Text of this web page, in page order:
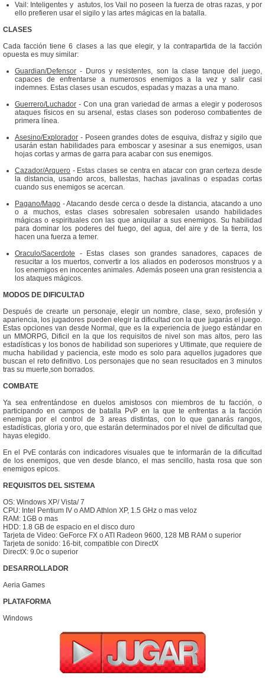
Vail: Inteligentes y astutos, los Vail no poseen la fuerza de otras razas, y por
ello prefieren usar el sigilo y las artes mágicas en la batalla.
CLASES
Cada facción tiene 6 clases a las que elegir, y la contrapartida de la facción
opuesta es muy similar:
Guardian/Defensor - Duros y resistentes, son la clase tanque del juego,
capaces de enfrentarse a numerosos enemigos a la vez y salir casi
indemnes. Estas clases usan escudos, espadas y mazas a una mano.
Guerrero/Luchador - Con una gran variedad de armas a elegir y poderosos
ataques físicos en su arsenal, estas clases son poderoso combatientes de
primera línea.
Asesino/Explorador - Poseen grandes dotes de esquiva, disfraz y sigilo que
usarán estan habilidades para emboscar y asesinar a sus enemigos, usan
hojas cortas y armas de garra para acabar con sus enemigos.
Cazador/Arquero - Estas clases se centra en atacar con gran certeza desde
la distancia, usando arcos, ballestas, hachas javalinas o espadas cortas
cuando sus enemigos se acercan.
Pagano/Mago - Atacando desde cerca o desde la distancia, atacando a uno
o a muchos, estas clases sobresalen sobresalen usando habilidades
mágicas o espirituales con las que aniquilar a sus enemigos. Su habilidad
para dominar los poderes del fuego, del agua, del aire y de la tierra, los
hacen una fuerza a temer.
Oraculo/Sacerdote - Estas clases son grandes sanadores, capaces de
resucitar a los muertos, convertir a los aliados en poderosos monstruos y a
los enemigos en inocentes animales. Además poseen una gran resistencia a
los ataques mágicos.
MODOS DE DIFICULTAD
Después de crearte un personaje, elegir un nombre, clase, sexo, profesión y
apariencia, los jugadores pueden elegir la dificultad con la que jugarás el juego.
Estas opciones van desde Normal, que es la experiencia de juego estándar en
un MMORPG, Dificil en la que los requisitos de nivel son mas altos, pero las
estadísticas y los bonos de habilidad son superiores y Ultimate, que requiere de
mucha habilidad y paciencia, este modo es solo para aquellos jugadores que
buscan el reto definitivo. Los personajes que no sean resucitados en 3 minutos
tras su muerte,son borrados.
COMBATE
Ya sea enfrentándose en duelos amistosos con miembros de tu facción, o
participando en campos de batalla PvP en la que te enfrentas a la facción
enemiga por el control de 3 areas distintas, con lo que ganarás rangos,
estadísticas, gloria y oro, que estarán determinados por el nivel de dificultad que
hayas elegido.
En el PvE contarás con indicadores visuales que te informarán de la dificultad
de los enemigos, que ven desde blanco, el mas sencillo, hasta rosa que son
enemigos epicos.
REQUISITOS DEL SISTEMA
OS: Windows XP/ Vista/ 7
CPU: Intel Pentium IV o AMD Athlon XP, 1.5 GHz o mas veloz
RAM: 1GB o mas
HDD: 1.8 GB de espacio en el disco duro
Tarjeta de Video: GeForce FX o ATI Radeon 9600, 128 MB RAM o superior
Tarjeta de sonido: 16-bit, compatible con DirectX
DirectX: 9.0c o superior
DESARROLLADOR
Aeria Games
PLATAFORMA
Windows